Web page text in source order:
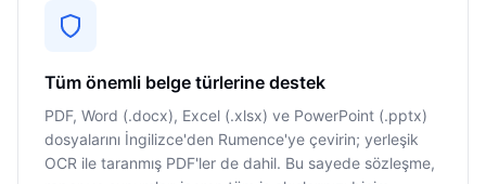
Tüm önemli belge türlerine destek
PDF, Word (.docx), Excel (.xlsx) ve PowerPoint (.pptx)
dosyalarını İngilizce'den Rumence'ye çevirin; yerleşik
OCR ile taranmış PDF'ler de dahil. Bu sayede sözleşme,